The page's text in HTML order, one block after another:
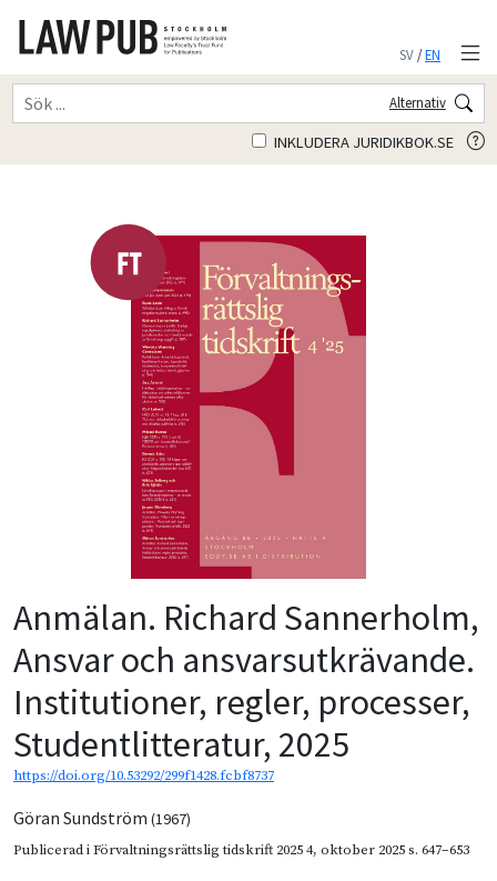
SV/EN
Alternativ
INKLUDERA JURIDIKBOK.SE
Anmälan. Richard Sannerholm,
Ansvar och ansvarsutkrävande.
Institutioner, regler, processer,
Studentlitteratur, 2025
https://doi.org/10.53292/299f1428.fcbf8737
Göran Sundström (1967)
Publicerad iFörvaltningsrättslig tidskrift 2025 4, oktober 2025s. 647–653